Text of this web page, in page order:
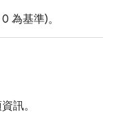
為基準)。
訊。